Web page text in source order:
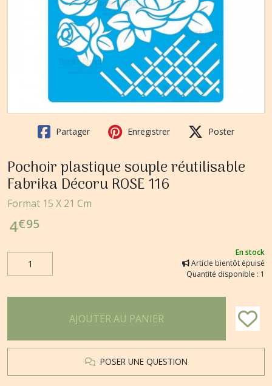
Partager Enregistrer Poster
Pochoir plastique souple réutilisable
Fabrika Décoru ROSE 116
Format 15 X 21 Cm
4€95
En stock
Article bientôt épuisé
Quantité disponible : 1
AJOUTER AU PANIER
POSER UNE QUESTION